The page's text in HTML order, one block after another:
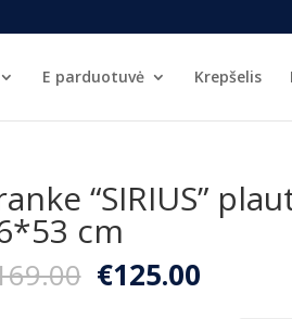
E parduotuvė Krepšelis
“SIRIUS”
cm
Original
price
€125.00Current